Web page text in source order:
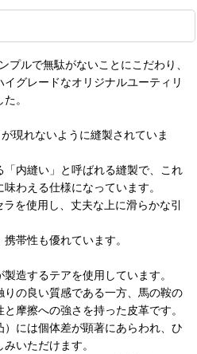
プルで無駄がないことにこだわり、
グレードなオリジナルユーティリ
。
現れないように縫製されていま
内縫い」と呼ばれる縫製で、これ
わえる仕様になっています。
を使用し、丈夫な上に滑らかな引
帯性も優れています。
造するテアを使用しています。
りの良い質感である一方、馬の鞍の
摩擦への強さを持った皮革です。
には個体差が顕著にあらわれ、ひ
いただけます。